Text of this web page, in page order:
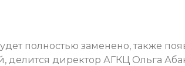
полностью заменено, также
делится директор АГКЦ Ольга